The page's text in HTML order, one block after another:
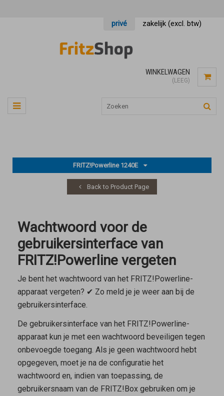
privé zakelijk (excl. btw)
WINKELWAGEN
(LEEG)
FRITZ!Powerline 1240E
Back to Product Page
Wachtwoord voor de
gebruikersinterface van
FRITZ!Powerline vergeten
Je bent het wachtwoord van het FRITZ!Powerline-
apparaat vergeten? ✔ Zo meld je je weer aan bij de
gebruikersinterface.
De gebruikersinterface van het FRITZ!Powerline-
apparaat kun je met een wachtwoord beveiligen tegen
onbevoegde toegang. Als je geen wachtwoord hebt
opgegeven, moet je na de configuratie het
wachtwoord en, indien van toepassing, de
gebruikersnaam van de FRITZ!Box gebruiken om je